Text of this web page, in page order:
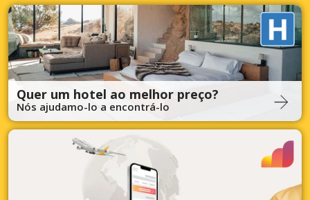
Quer um hotel ao melhor preço?
Nós ajudamo-lo a encontrá-lo